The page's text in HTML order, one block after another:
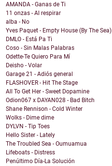
AMANDA - Ganas de Ti
11 onzas - Al respirar
alba - No
Yves Paquet - Empty House (By The Sea)
DMLO - Está Pa Ti
Coso - Sin Malas Palabras
Odette-Te Quiero Para Mí
Deisho - Volar
Garage 21 - Adiós general
FLASHOVER - Hit The Stage
All To Get Her - Sweet Dopamine
Odion067 x DAYAN028 - Bad Bitch
Shane Rennison - Cold Winter
Wolks - Dime dime
DYLVN - Tip Toes
Hello Sister - Lately
The Troubled Sea - Oumuamua
Lifeboats - Distress
Penúltimo Día-La Solución